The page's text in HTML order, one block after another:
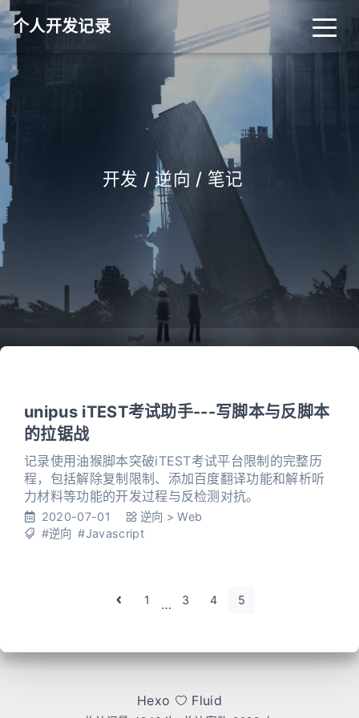
个人开发记录
开发 / 逆向 / 笔记
unipus iTEST考试助手---写脚本与反脚本
的拉锯战
记录使用油猴脚本突破iTEST考试平台限制的完整历
程，包括解除复制限制、添加百度翻译功能和解析听
力材料等功能的开发过程与反检测对抗。
2020-07-01 逆向 > Web
#逆向 #Javascript
1 … 3 4 5
Hexo Fluid